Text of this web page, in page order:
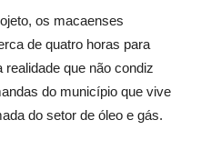
os macaenses
de quatro horas para
que não condiz
do município que vive
do setor de óleo e gás.